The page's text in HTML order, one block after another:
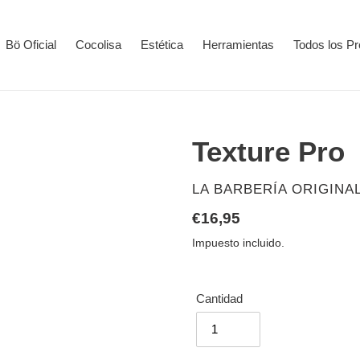
Bö Oficial Cocolisa Estética Herramientas Todos los
Texture Pro
PROVEEDOR
LA BARBERÍA
Precio
habitual
€16,95
Impuesto incluido.
Cantidad